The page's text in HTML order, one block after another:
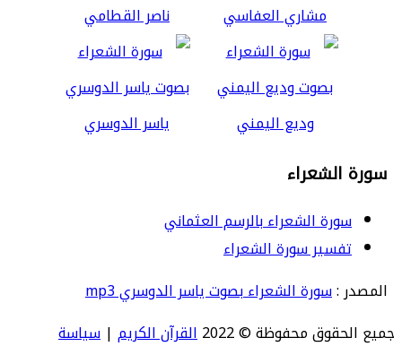
مشاري العفاسي ناصر القطامي
وديع اليمني ياسر الدوسري
سورة الشعراء
سورة الشعراء بالرسم العثماني
تفسير سورة الشعراء
المصدر :سورة الشعراء بصوت ياسر الدوسري mp3
جميع الحقوق محفوظة © 2022
القرآن الكريم | سياسة